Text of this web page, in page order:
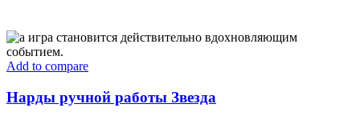
Add to compare
Нарды ручной работы Звезда